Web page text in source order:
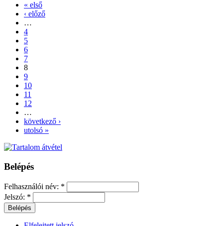
« első
‹ előző
…
4
5
6
7
8
9
10
11
12
…
következő ›
utolsó »
Belépés
Felhasználói név: *
Jelszó: *